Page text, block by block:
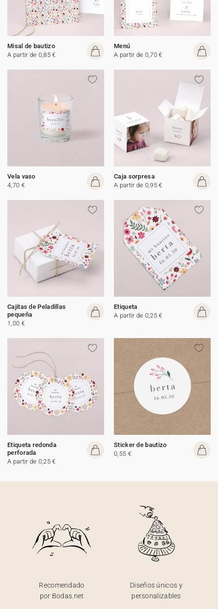
Misal de bautizo
A partir de 0,85 €
Menú
A partir de 0,70 €
Vela vaso
4,70 €
Caja sorpresa
A partir de 0,95 €
Cajitas de Peladillas
pequeña
1,00 €
Etiqueta
A partir de 0,25 €
Etiqueta redonda
perforada
A partir de 0,25 €
Sticker de bautizo
0,55 €
Recomendado
por Bodas.net
Diseños únicos y
personalizables